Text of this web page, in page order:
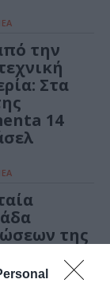
την
Στα
14
της